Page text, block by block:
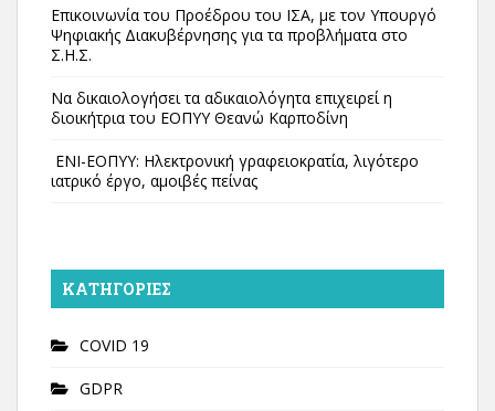
Επικοινωνία του Προέδρου του ΙΣΑ, με τον Υπουργό
Ψηφιακής Διακυβέρνησης για τα προβλήματα στο
Σ.Η.Σ.
Να δικαιολογήσει τα αδικαιολόγητα επιχειρεί η
διοικήτρια του ΕΟΠΥΥ Θεανώ Καρποδίνη
ΕΝΙ-ΕΟΠΥΥ: Ηλεκτρονική γραφειοκρατία, λιγότερο
ιατρικό έργο, αμοιβές πείνας
KΑΤΗΓΟΡΊΕΣ
COVID 19
GDPR